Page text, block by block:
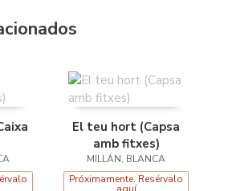
El teu hort (Capsa
amb fitxes)
MILLÁN, BLANCA
Próximamente. Resérvalo
aquí